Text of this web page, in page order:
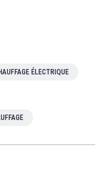
ÉLECTRIQUE